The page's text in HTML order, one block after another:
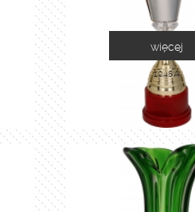
1048A
więcej